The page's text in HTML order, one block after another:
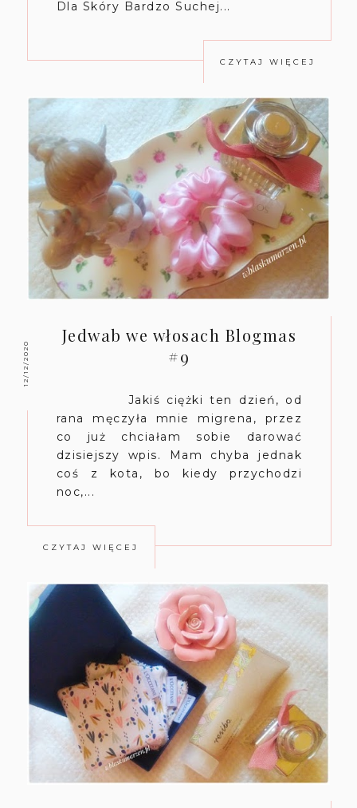
Dla Skóry Bardzo Suchej...
CZYTAJ WIĘCEJ
12/12/2020
Jedwab we włosach Blogmas
#9
Jakiś ciężki ten dzień, od
rana męczyła mnie migrena, przez
co już chciałam sobie darować
dzisiejszy wpis. Mam chyba jednak
coś z kota, bo kiedy przychodzi
noc,...
CZYTAJ WIĘCEJ